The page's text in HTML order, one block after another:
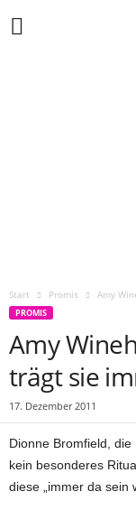
Start Promis Amy
PROMIS
Amy
trägt sie
17. Dezember 2011
Dionne Bromfield,
kein besonderes
diese „immer da sein